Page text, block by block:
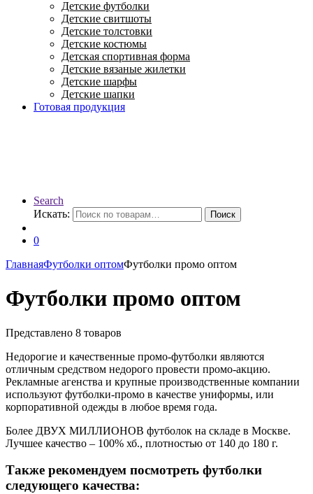
Детские футболки
Детские свитшоты
Детские толстовки
Детские костюмы
Детская спортивная форма
Детские вязаные жилетки
Детские шарфы
Детские шапки
Готовая продукция
Search
Искать:
Поиск
0
ГлавнаяФутболки оптомФутболки промо оптом
Футболки промо оптом
Представлено 8 товаров
Недорогие и качественные промо-футболки являются
отличным средством недорого провести промо-акцию.
Рекламные агенства и крупные производственные компании
используют футболки-промо в качестве униформы, или
корпоративной одежды в любое время года.
Более ДВУХ МИЛЛИОНОВ футболок на складе в Москве.
Лучшее качество – 100% хб., плотностью от 140 до 180 г.
Также рекомендуем посмотреть футболки
следующего качества: